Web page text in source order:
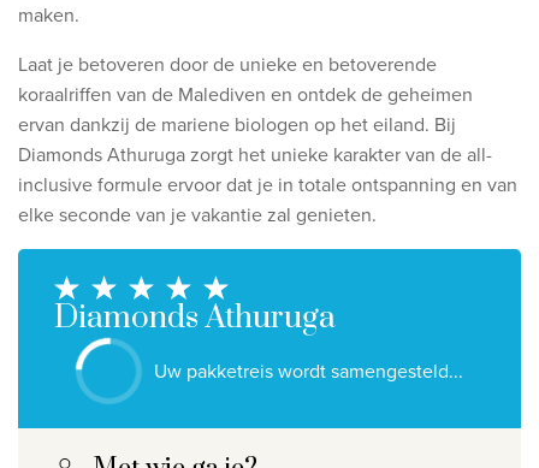
Luxury
Bekijk alle thema's
De beste aanbiedingen
IKYK Malta
Dhigali Resort Maldives
SALT of Palmar Mauritius
Bekijk alle promoties
Over Travelworld
maken.
Laat je betoveren door de unieke en betoverende
koraalriffen van de Malediven en ontdek de geheimen
ervan dankzij de mariene biologen op het eiland. Bij
Diamonds Athuruga zorgt het unieke karakter van de all-
inclusive formule ervoor dat je in totale ontspanning en van
elke seconde van je vakantie zal genieten.
Diamonds Athuruga
Uw pakketreis wordt samengesteld...